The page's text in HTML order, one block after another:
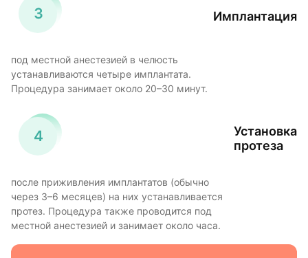
Имплантация
под местной анестезией в челюсть
устанавливаются четыре имплантата.
Процедура занимает около 20–30 минут.
Установка
протеза
после приживления имплантатов (обычно
через 3–6 месяцев) на них устанавливается
протез. Процедура также проводится под
местной анестезией и занимает около часа.